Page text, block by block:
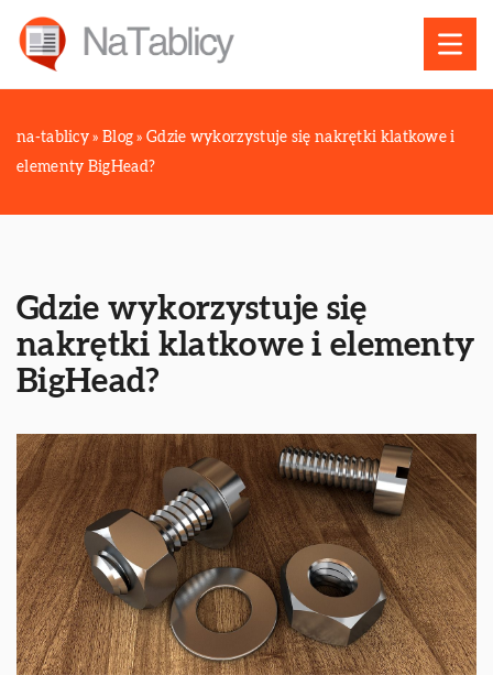
na-tablicy » Blog »Gdzie wykorzystuje się nakrętki klatkowe i
elementy BigHead?
Gdzie wykorzystuje się
nakrętki klatkowe i elementy
BigHead?